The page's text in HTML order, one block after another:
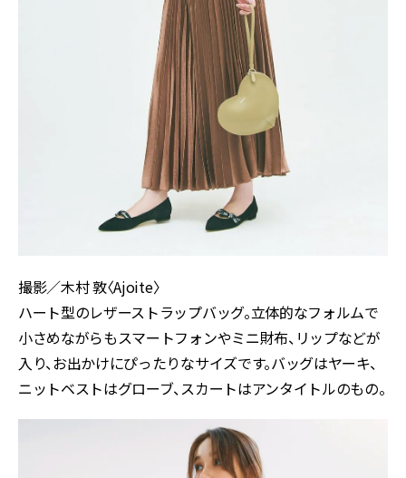
撮影／木村 敦〈Ajoite〉
ハート型のレザーストラップバッグ。立体的なフォルムで
小さめながらもスマートフォンやミニ財布、リップなどが
入り、お出かけにぴったりなサイズです。バッグはヤーキ、
ニットベストはグローブ、スカートはアンタイトルのもの。